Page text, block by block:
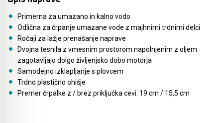
Primerna za umazano in kalno vodo
Odlična za črpanje umazane vode z majhnimi trdnimi delci
Ročaji za lažje prenašanje naprave
Dvojna tesnila z vmesnim prostorom napolnjenim z oljem
zagotavljajo dolgo življenjsko dobo motorja
Samodejno izklapljanje s plovcem
Trdno plastično ohišje
Premer črpalke z / brez priključka cevi: 19 cm / 15,5 cm
Akmulatorski kovičarji / kovičniki
Akumulatorske tračne žage
Akumulatorski mešalniki in zgoščevalniki
betona
Akumulatorske škarje in prebijalniki za kovino
Ročno orodje
Pribor za prebijalnike in rezalnike kovine
Stranski in krožni ročaji
Pribor za verižne rezkarje
Elastike, gurtne in povezovalni trakovi